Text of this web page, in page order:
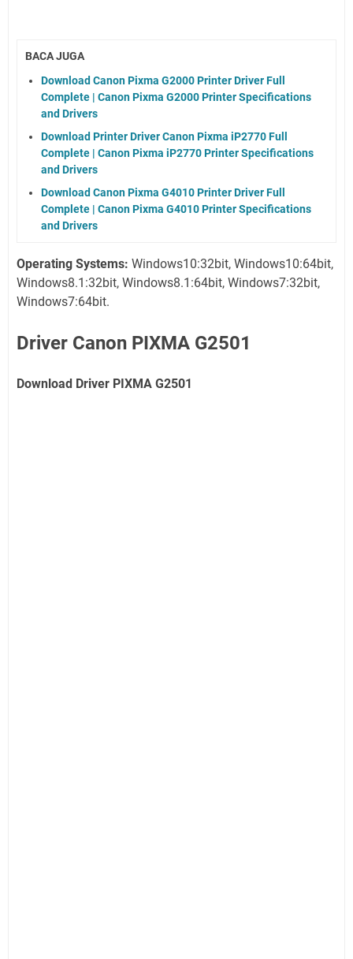
BACA JUGA
Download Canon Pixma G2000 Printer Driver Full
Complete | Canon Pixma G2000 Printer Specifications
and Drivers
Download Printer Driver Canon Pixma iP2770 Full
Complete | Canon Pixma iP2770 Printer Specifications
and Drivers
Download Canon Pixma G4010 Printer Driver Full
Complete | Canon Pixma G4010 Printer Specifications
and Drivers
Operating Systems: Windows10:32bit, Windows10:64bit,
Windows8.1:32bit, Windows8.1:64bit, Windows7:32bit,
Windows7:64bit.
Driver Canon PIXMA G2501
Download Driver PIXMA G2501